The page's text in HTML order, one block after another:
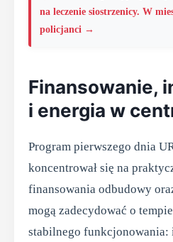
na leczenie siostrzenicy. W
policjanci →
Finansowanie,
i energia w
Program pierwszego dnia
koncentrował się na
finansowania odbudowy
mogą zadecydować o
stabilnego funkcjonowania: